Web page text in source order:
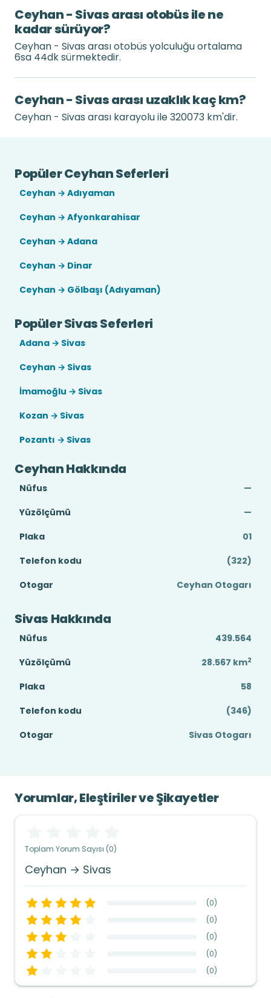
Ceyhan - Sivas arası otobüs ile ne
kadar sürüyor?
Ceyhan - Sivas arası otobüs yolculuğu ortalama
6sa 44dk sürmektedir.
Ceyhan - Sivas arası uzaklık kaç km?
Ceyhan - Sivas arası karayolu ile 320073 km'dir.
Popüler Ceyhan Seferleri
Ceyhan → Adıyaman
Ceyhan → Afyonkarahisar
Ceyhan → Adana
Ceyhan → Dinar
Ceyhan → Gölbaşı (Adıyaman)
Popüler Sivas Seferleri
Adana → Sivas
Ceyhan → Sivas
İmamoğlu → Sivas
Kozan → Sivas
Pozantı → Sivas
Ceyhan Hakkında
Nüfus
—
Yüzölçümü
—
Plaka
01
Telefon kodu
(322)
Otogar
Ceyhan Otogarı
Sivas Hakkında
Nüfus
439.564
Yüzölçümü
28.567 km2
Plaka
58
Telefon kodu
(346)
Otogar
Sivas Otogarı
Yorumlar, Eleştiriler ve Şikayetler
Toplam Yorum Sayısı (0)
Ceyhan → Sivas
(0)
(0)
(0)
(0)
(0)